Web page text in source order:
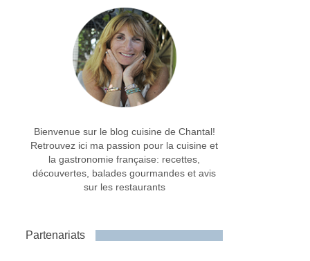
Bienvenue sur le blog cuisine de Chantal!
Retrouvez ici ma passion pour la cuisine et
la gastronomie française: recettes,
découvertes, balades gourmandes et avis
sur les restaurants
Partenariats